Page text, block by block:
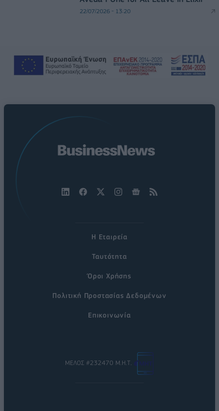
22/07/2026 - 13:20
Η Εταιρεία
Ταυτότητα
Όροι Χρήσης
Πολιτική Προστασίας Δεδομένων
Επικοινωνία
ΜΕΛΟΣ #232470 Μ.Η.Τ.